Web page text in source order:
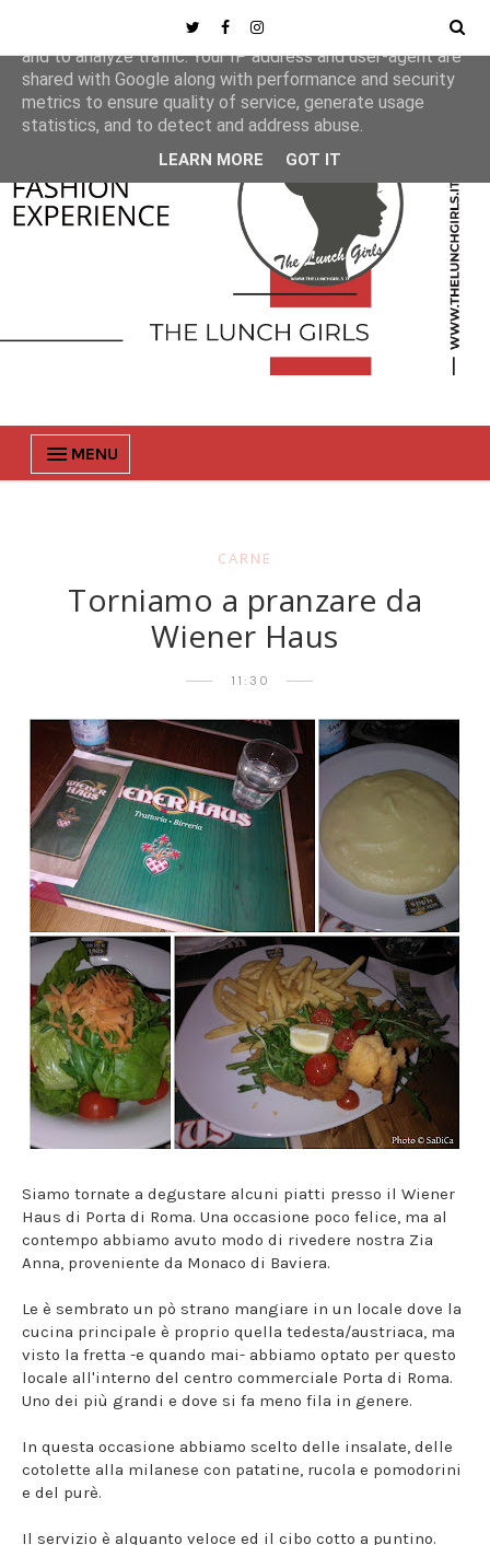
MENU
CARNE
Torniamo a pranzare da
Wiener Haus
11:30
Siamo tornate a degustare alcuni piatti presso il Wiener
Haus di Porta di Roma. Una occasione poco felice, ma al
contempo abbiamo avuto modo di rivedere nostra Zia
Anna, proveniente da Monaco di Baviera.
Le è sembrato un pò strano mangiare in un locale dove la
cucina principale è proprio quella tedesta/austriaca, ma
visto la fretta -e quando mai- abbiamo optato per questo
locale all'interno del centro commerciale Porta di Roma.
Uno dei più grandi e dove si fa meno fila in genere.
In questa occasione abbiamo scelto delle insalate, delle
cotolette alla milanese con patatine, rucola e pomodorini
e del purè.
Il servizio è alquanto veloce ed il cibo cotto a puntino.
This site uses cookies from Google to deliver its services
and to analyze traffic. Your IP address and user-agent are
shared with Google along with performance and security
metrics to ensure quality of service, generate usage
statistics, and to detect and address abuse.
LEARN MORE GOT IT